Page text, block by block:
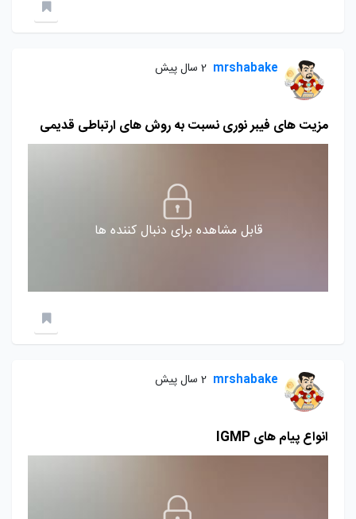
mrshabake 2 سال پیش
مزیت های فیبر نوری نسبت به روش های ارتباطی قدیمی
قابل مشاهده برای دنبال کننده ها
mrshabake 2 سال پیش
انواع پیام های IGMP